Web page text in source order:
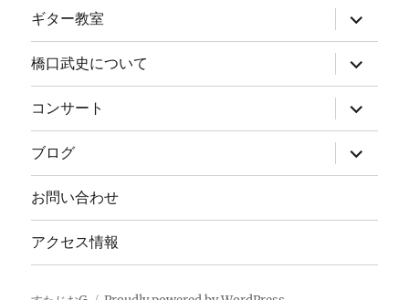
ギター教室
サ
ブ
メ
ニ
ュ
ー
を
展
開
橋口武史について
サ
ブ
メ
ニ
ュ
ー
を
展
開
コンサート
サ
ブ
メ
ニ
ュ
ー
開
ブログ
サ
ブ
メ
ー
開
お問い合わせ
アクセス情報